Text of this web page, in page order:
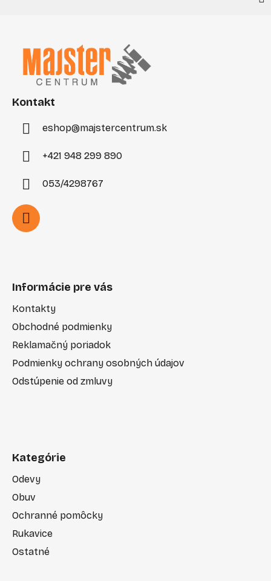
Kontakt
eshop@majstercentrum.sk
+421 948 299 890
053/4298767
Informácie pre vás
Kontakty
Obchodné podmienky
Reklamačný poriadok
Podmienky ochrany osobných údajov
Odstúpenie od zmluvy
Kategórie
Odevy
Obuv
Ochranné pomôcky
Rukavice
Ostatné